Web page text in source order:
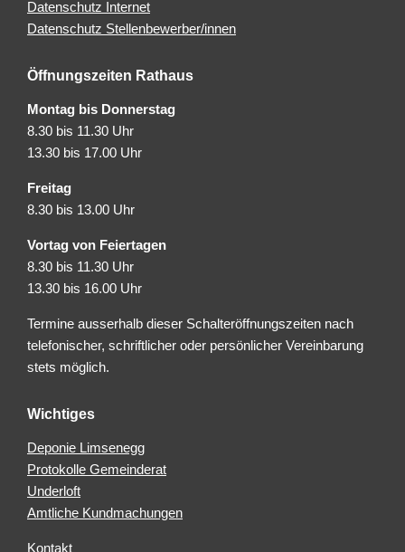
Datenschutz Internet
Datenschutz Stellenbewerber/innen
Öffnungszeiten Rathaus
Montag bis Donnerstag
8.30 bis 11.30 Uhr
13.30 bis 17.00 Uhr
Freitag
8.30 bis 13.00 Uhr
Vortag von Feiertagen
8.30 bis 11.30 Uhr
13.30 bis 16.00 Uhr
Termine ausserhalb dieser Schalteröffnungszeiten nach
telefonischer, schriftlicher oder persönlicher Vereinbarung
stets möglich.
Wichtiges
Deponie Limsenegg
Protokolle Gemeinderat
Underloft
Amtliche Kundmachungen
Kontakt